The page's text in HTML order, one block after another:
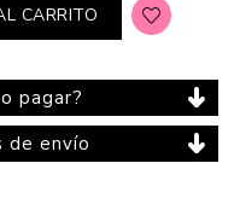
CARRITO
pagar?
de envío